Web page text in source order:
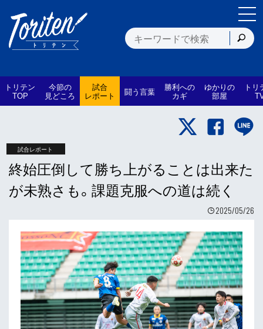
トリテン
TOP
今節の
見どころ
試合
レポート 闘う言葉 勝利への
カギ
ゆかりの
部屋
トリ
試合レポート
終始圧倒して勝ち上がることは出来た
が未熟さも。課題克服への道は続く
2025/05/26